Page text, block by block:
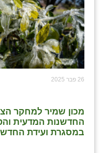
26 פבר 2025
מכון שמיר למחקר
החדשנות המדעית
במסגרת ועידת
רימונים
רמות השבים
רמת הדר
שבי ציון
שדה ורבורג
שדמה